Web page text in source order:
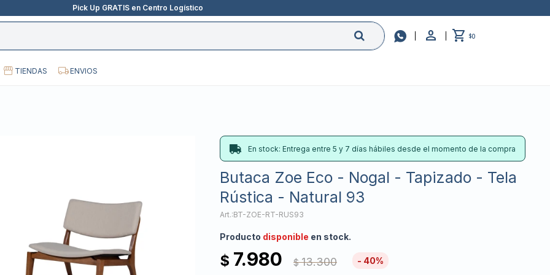
Pick Up GRATIS en Centro Logístico
 $0
TIENDAS ENVIOS
En stock: Entrega entre 5 y 7 días hábiles desde el momento de la compra
Butaca Zoe Eco - Nogal - Tapizado - Tela
Rústica - Natural 93
BT-ZOE-RT-RUS93
Producto disponible en stock.
$ 7.980 $ 13.300 40